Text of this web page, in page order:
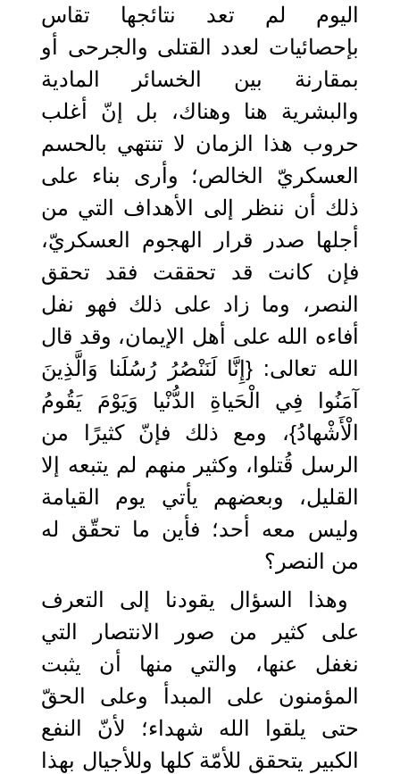
اليوم لم تعد نتائجها تقاس
بإحصائيات لعدد القتلى والجرحى أو
بمقارنة بين الخسائر المادية
والبشرية هنا وهناك، بل إنّ أغلب
حروب هذا الزمان لا تنتهي بالحسم
العسكريّ الخالص؛ وأرى بناء على
ذلك أن ننظر إلى الأهداف التي من
أجلها صدر قرار الهجوم العسكريّ،
فإن كانت قد تحققت فقد تحقق
النصر، وما زاد على ذلك فهو نفل
أفاءه الله على أهل الإيمان، وقد قال
الله تعالى: {إِنَّا ‌لَنَنْصُرُ ‌رُسُلَنا وَالَّذِينَ
آمَنُوا فِي الْحَياةِ الدُّنْيا وَيَوْمَ يَقُومُ
الْأَشْهادُ}، ومع ذلك فإنّ كثيرًا من
الرسل قُتلوا، وكثير منهم لم يتبعه إلا
القليل، وبعضهم يأتي يوم القيامة
وليس معه أحد؛ فأين ما تحقّق له
من النصر؟
وهذا السؤال يقودنا إلى التعرف
على كثير من صور الانتصار التي
نغفل عنها، والتي منها أن يثبت
المؤمنون على المبدأ وعلى الحقّ
حتى يلقوا الله شهداء؛ لأنّ النفع
الكبير يتحقق للأمّة كلها وللأجيال بهذا